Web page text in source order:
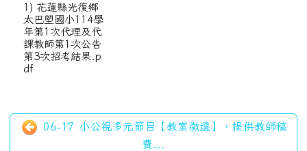
1) 花蓮縣光復鄉
太巴塱國小114學
年第1次代理及代
課教師第1次公告
第3次招考結果.p
df
06-17 小公視多元節目【教案徵選】，提供教師稿
費...